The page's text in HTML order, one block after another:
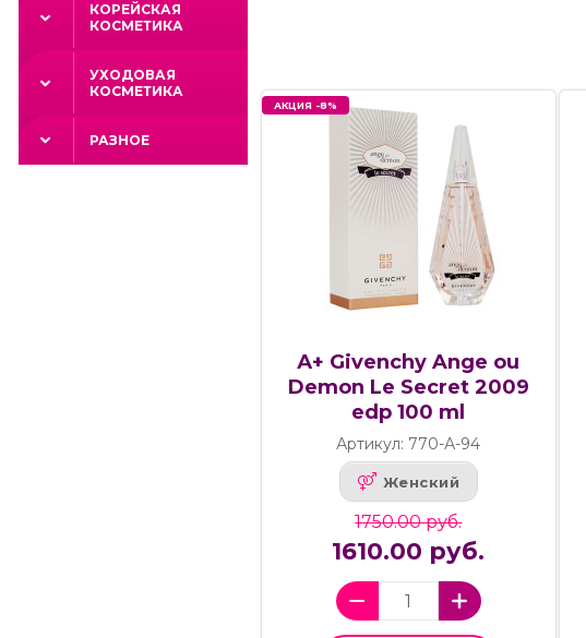
КОРЕЙСКАЯ
КОСМЕТИКА
УХОДОВАЯ
КОСМЕТИКА
РАЗНОЕ
АКЦИЯ -8%
А+ Givenchy Ange ou
Demon Le Secret 2009
edp 100 ml
Артикул: 770-А-94
Женский
1750.00 руб.
1610.00 руб.